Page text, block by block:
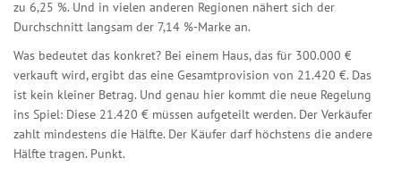
zu 6,25 %. Und in vielen anderen Regionen nähert sich der
Durchschnitt langsam der 7,14 %-Marke an.
Was bedeutet das konkret? Bei einem Haus, das für 300.000 €
verkauft wird, ergibt das eine Gesamtprovision von 21.420 €. Das
ist kein kleiner Betrag. Und genau hier kommt die neue Regelung
ins Spiel: Diese 21.420 € müssen aufgeteilt werden. Der Verkäufer
zahlt mindestens die Hälfte. Der Käufer darf höchstens die andere
Hälfte tragen. Punkt.